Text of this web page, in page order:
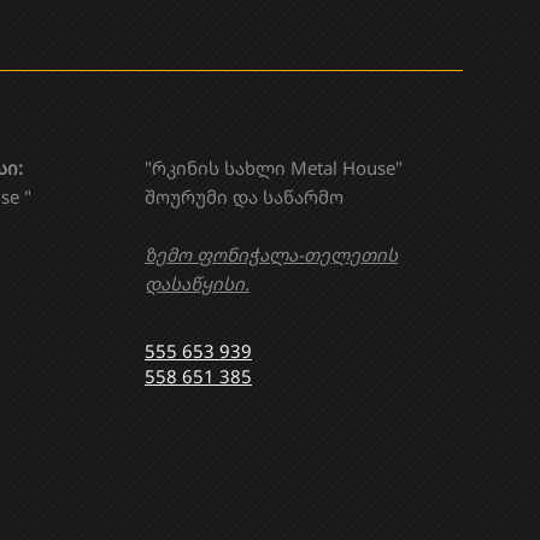
"რკინის სახლი Metal House"
შოურუმი და საწარმო
ზემო ფონიჭალა-თელეთის
დასაწყისი.
555 653 939
558 651 385
"